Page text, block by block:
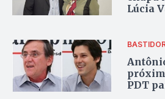
Lúcia
PDT